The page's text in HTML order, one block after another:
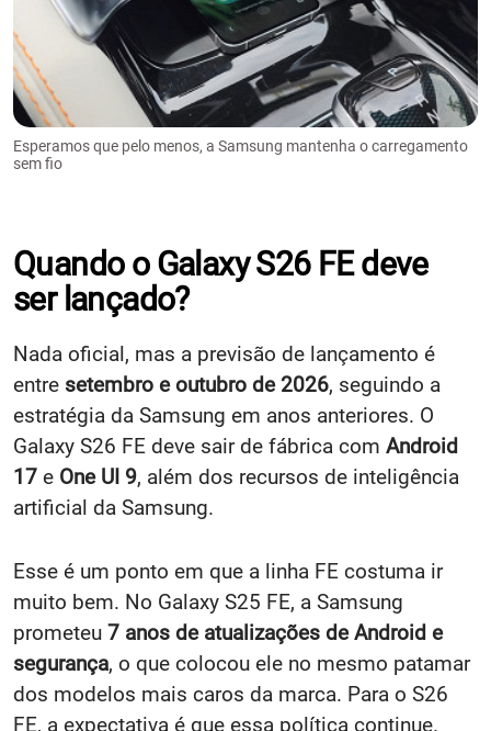
Esperamos que pelo menos, a Samsung mantenha o carregamento
sem fio
Quando o Galaxy S26 FE deve
ser lançado?
Nada oficial, mas a previsão de lançamento é
entre setembro e outubro de 2026, seguindo a
estratégia da Samsung em anos anteriores. O
Galaxy S26 FE deve sair de fábrica com Android
17 e One UI 9, além dos recursos de inteligência
artificial da Samsung.
Esse é um ponto em que a linha FE costuma ir
muito bem. No Galaxy S25 FE, a Samsung
prometeu 7 anos de atualizações de Android e
segurança, o que colocou ele no mesmo patamar
dos modelos mais caros da marca. Para o S26
FE, a expectativa é que essa política continue.